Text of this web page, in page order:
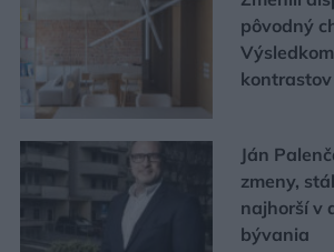
pôvodný
kontrastov
Ján
zmeny,
najhorší v
bývania